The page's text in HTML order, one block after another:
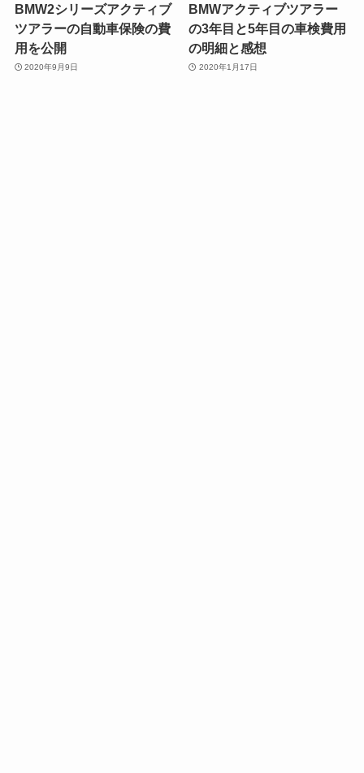
BMW2シリーズアクティブ
ツアラーの自動車保険の費
用を公開
2020年9月9日
BMWアクティブツアラー
の3年目と5年目の車検費用
の明細と感想
2020年1月17日